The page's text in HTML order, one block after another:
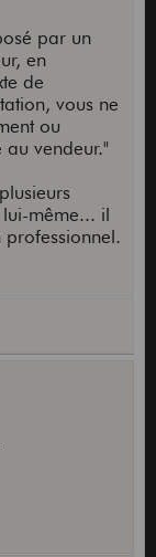
par un
en
de
vous ne
ou
vendeur."
même... il